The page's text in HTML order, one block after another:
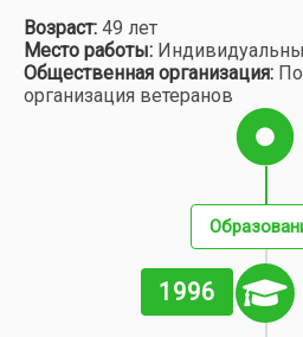
Возраст: 49 лет
Место работы:
Общественная организация:
организация ветеранов
1996